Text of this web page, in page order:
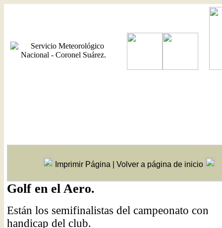
Imprimir Página Volver a página de inicio
Golf en el Aero.
Están los semifinalistas del campeonato con
handicap del club.